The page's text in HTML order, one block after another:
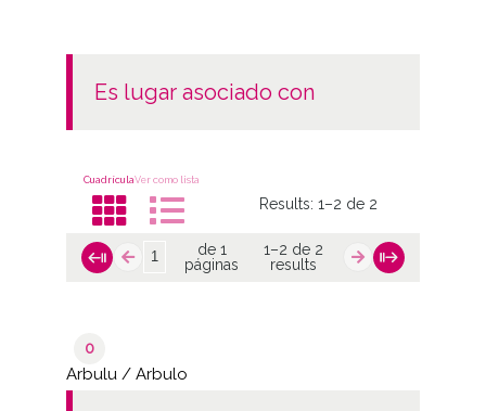
es lugar asociado con
CuadrículaVer como lista
Results:1–2 de 2
de 1
páginas
1–2 de 2
results
0
Arbulu / Arbulo